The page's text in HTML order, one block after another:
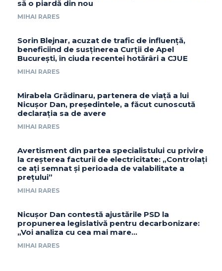
să o piardă din nou
MIHAI RARES
Sorin Blejnar, acuzat de trafic de influență,
beneficiind de susținerea Curții de Apel
București, în ciuda recentei hotărâri a CJUE
MIHAI RARES
Mirabela Grădinaru, partenera de viață a lui
Nicușor Dan, președintele, a făcut cunoscută
declarația sa de avere
MIHAI RARES
Avertisment din partea specialistului cu privire
la creșterea facturii de electricitate: „Controlați
ce ați semnat și perioada de valabilitate a
prețului”
MIHAI RARES
Nicușor Dan contestă ajustările PSD la
propunerea legislativă pentru decarbonizare:
„Voi analiza cu cea mai mare…
MIHAI RARES